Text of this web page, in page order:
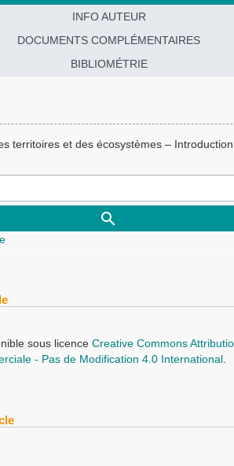
INFO AUTEUR
DOCUMENTS COMPLÉMENTAIRES
BIBLIOMÉTRIE
territoires et des écosystèmes – Introduction
sous licence Creative Commons
- Pas de Modification 4.0 International.